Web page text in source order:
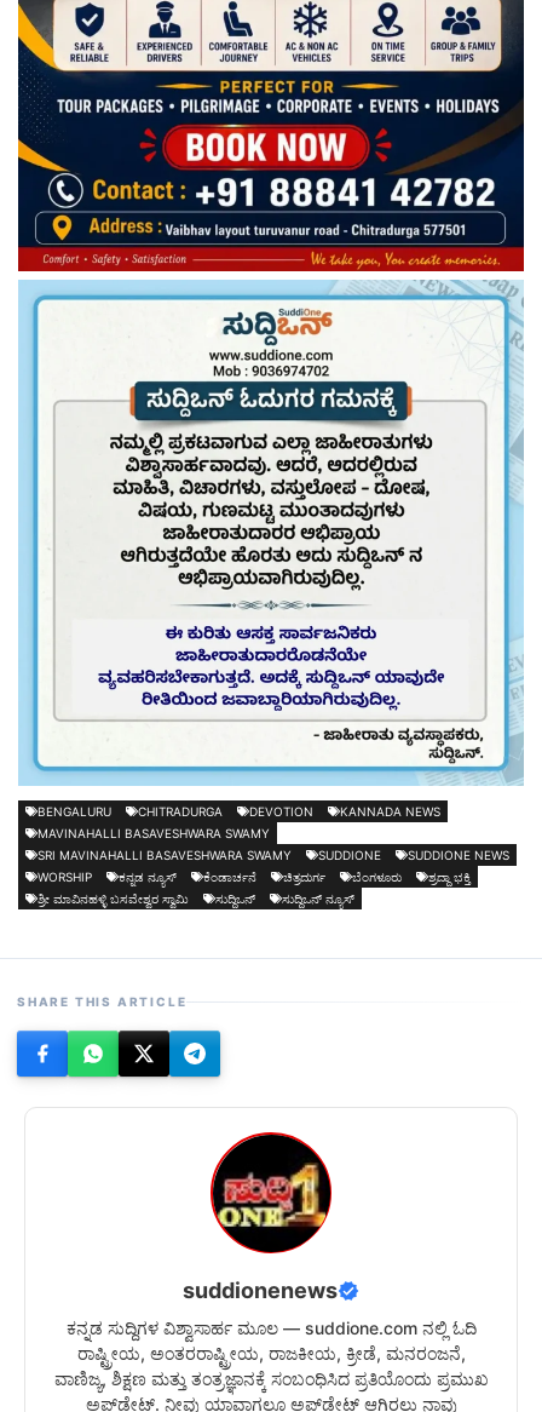
BENGALURU CHITRADURGA DEVOTION
KANNADA NEWS
MAVINAHALLI BASAVESHWARA SWAMY
SRI MAVINAHALLI BASAVESHWARA SWAMY
SUDDIONE
SUDDIONE NEWS
WORSHIP
ಕನ್ನಡ ನ್ಯೂಸ್ ಕೆಂಡಾರ್ಚನೆ ಚಿತ್ರದುರ್ಗ ಬೆಂಗಳೂರು
ಶ್ರದ್ದಾ ಭಕ್ತಿ
ಶ್ರೀ ಮಾವಿನಹಳ್ಳಿ ಬಸವೇಶ್ವರ ಸ್ವಾಮಿ
ಸುದ್ದಿಒನ್ ಸುದ್ದಿಒನ್ ನ್ಯೂಸ್
SHARE THIS ARTICLE
suddionenews
ಕನ್ನಡ ಸುದ್ದಿಗಳ ವಿಶ್ವಾಸಾರ್ಹ ಮೂಲ — suddione.com ನಲ್ಲಿ ಓದಿ
ರಾಷ್ಟ್ರೀಯ, ಅಂತರರಾಷ್ಟ್ರೀಯ, ರಾಜಕೀಯ, ಕ್ರೀಡೆ, ಮನರಂಜನೆ,
ವಾಣಿಜ್ಯ, ಶಿಕ್ಷಣ ಮತ್ತು ತಂತ್ರಜ್ಞಾನಕ್ಕೆ ಸಂಬಂಧಿಸಿದ ಪ್ರತಿಯೊಂದು ಪ್ರಮುಖ
ಅಪ್‌ಡೇಟ್. ನೀವು ಯಾವಾಗಲೂ ಅಪ್‌ಡೇಟ್ ಆಗಿರಲು ನಾವು